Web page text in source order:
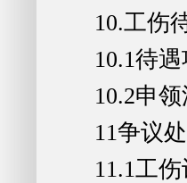
10.工伤
10.1待
10.2申
11争议
11.1工